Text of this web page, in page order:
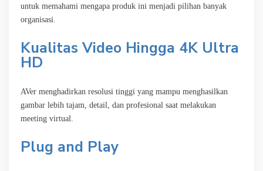
untuk memahami mengapa produk ini menjadi pilihan banyak
organisasi.
Kualitas Video Hingga 4K Ultra
HD
AVer menghadirkan resolusi tinggi yang mampu menghasilkan
gambar lebih tajam, detail, dan profesional saat melakukan
meeting virtual.
Plug and Play